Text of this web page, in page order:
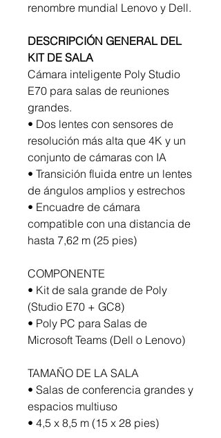
renombre mundial Lenovo y Dell.
DESCRIPCIÓN GENERAL DEL
KIT DE SALA
Cámara inteligente Poly Studio
E70 para salas de reuniones
grandes.
• Dos lentes con sensores de
resolución más alta que 4K y un
conjunto de cámaras con IA
• Transición fluida entre un lentes
de ángulos amplios y estrechos
• Encuadre de cámara
compatible con una distancia de
hasta 7,62 m (25 pies)
COMPONENTE
• Kit de sala grande de Poly
(Studio E70 + GC8)
• Poly PC para Salas de
Microsoft Teams (Dell o Lenovo)
TAMAÑO DE LA SALA
• Salas de conferencia grandes y
espacios multiuso
• 4,5 x 8,5 m (15 x 28 pies)